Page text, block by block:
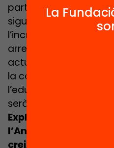
participativa. Per
sigui un repte actual,
l’increment que hi ha
arreu del món és una
actualitat i
la contribució de la
l’educació crec que
serà encara més.
Explica la Marga
l’Anuari de
creixen les
La